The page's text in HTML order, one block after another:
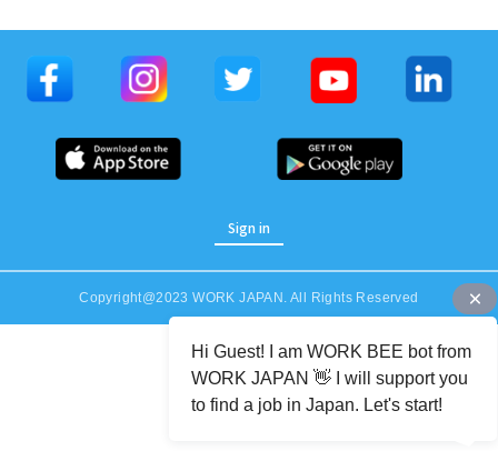
Sign in
Copyright@2023 WORK JAPAN. All Rights Reserved
Hi Guest! I am WORK BEE bot from
WORK JAPAN 👋 I will support you
to find a job in Japan. Let's start!